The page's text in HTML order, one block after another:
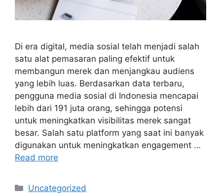
Di era digital, media sosial telah menjadi salah
satu alat pemasaran paling efektif untuk
membangun merek dan menjangkau audiens
yang lebih luas. Berdasarkan data terbaru,
pengguna media sosial di Indonesia mencapai
lebih dari 191 juta orang, sehingga potensi
untuk meningkatkan visibilitas merek sangat
besar. Salah satu platform yang saat ini banyak
digunakan untuk meningkatkan engagement …
Read more
Kategori
Uncategorized